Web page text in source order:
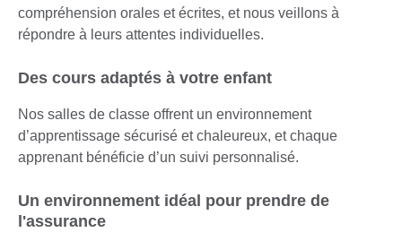
compréhension orales et écrites, et nous veillons à
répondre à leurs attentes individuelles.
Des cours adaptés à votre enfant
Nos salles de classe offrent un environnement
d’apprentissage sécurisé et chaleureux, et chaque
apprenant bénéficie d’un suivi personnalisé.
Un environnement idéal pour prendre de
l'assurance